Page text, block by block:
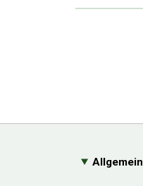
Allgemein